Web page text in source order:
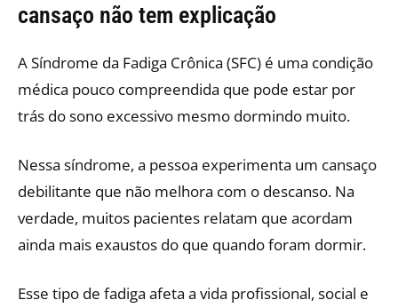
cansaço não tem explicação
A Síndrome da Fadiga Crônica (SFC) é uma condição
médica pouco compreendida que pode estar por
trás do sono excessivo mesmo dormindo muito.
Nessa síndrome, a pessoa experimenta um cansaço
debilitante que não melhora com o descanso. Na
verdade, muitos pacientes relatam que acordam
ainda mais exaustos do que quando foram dormir.
Esse tipo de fadiga afeta a vida profissional, social e